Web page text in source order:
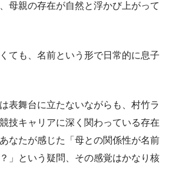
母親の存在が自然と浮かび上がって
ても、名前という形で日常的に息子
表舞台に立たないながらも、村竹ラ
技キャリアに深く関わっている存在
なたが感じた「母との関係性が名前
」という疑問、その感覚はかなり核